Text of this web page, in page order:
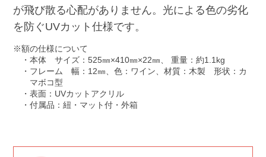
が飛び散る心配がありません。光による色の劣化
を防ぐUVカット仕様です。
額の仕様について
本体 サイズ：525㎜×410㎜×22㎜、 重量：約1.1kg
フレーム 幅：12㎜、色：ワイン、材質：木製 形状：カ
マボコ型
表面：UVカットアクリル
付属品：紐・マット付・外箱